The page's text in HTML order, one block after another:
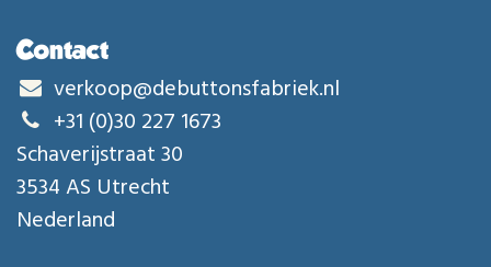
Contact
verkoop@debuttonsfabriek.nl
+31 (0)30 227 1673
Schaverijstraat 30
3534 AS Utrecht
Nederland